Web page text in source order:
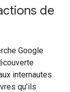
de
Google
internautes
qu'ils